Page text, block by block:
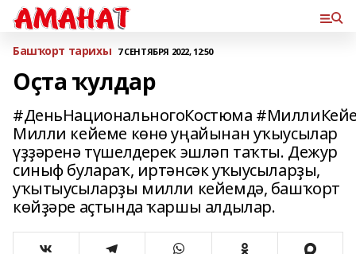
Башҡорт тарихы 7 СЕНТЯБРЯ 2022, 12:50
Оҫта ҡулдар
#ДеньНациональногоКостюма
Милли кейеме көнө уңайынан уҡыусылар
үҙҙәренә түшелдерек эшләп таҡты. Дежур
синыф булараҡ, иртәнсәк уҡыусыларҙы,
уҡытыусыларҙы милли кейемдә, башҡорт
көйҙәре аҫтында ҡаршы алдылар.